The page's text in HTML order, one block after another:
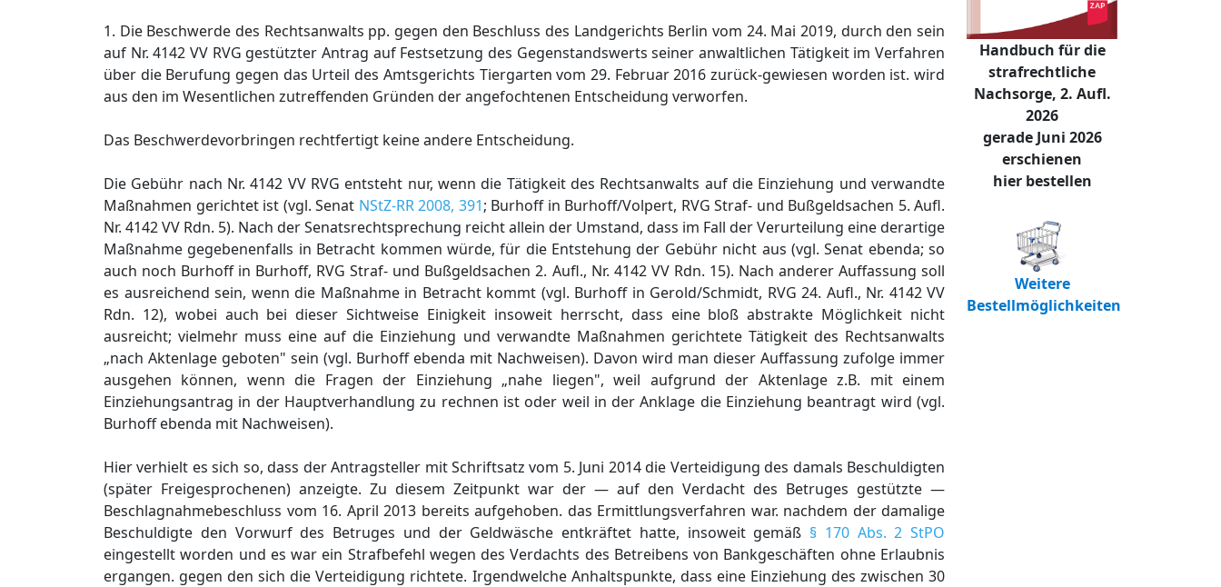
1. Die Beschwerde des Rechtsanwalts pp. gegen den Beschluss des Landgerichts Berlin vom 24. Mai 2019, durch den sein
auf Nr. 4142 VV RVG gestützter Antrag auf Festsetzung des Gegenstandswerts seiner anwaltlichen Tätigkeit im Verfahren
über die Berufung gegen das Urteil des Amtsgerichts Tiergarten vom 29. Februar 2016 zurück-gewiesen worden ist. wird
aus den im Wesentlichen zutreffenden Gründen der angefochtenen Entscheidung verworfen.
Das Beschwerdevorbringen rechtfertigt keine andere Entscheidung.
Die Gebühr nach Nr. 4142 VV RVG entsteht nur, wenn die Tätigkeit des Rechtsanwalts auf die Einziehung und verwandte
Maßnahmen gerichtet ist (vgl. Senat NStZ-RR 2008, 391; Burhoff in Burhoff/Volpert, RVG Straf- und Bußgeldsachen 5. Aufl.
Nr. 4142 VV Rdn. 5). Nach der Senatsrechtsprechung reicht allein der Umstand, dass im Fall der Verurteilung eine derartige
Maßnahme gegebenenfalls in Betracht kommen würde, für die Entstehung der Gebühr nicht aus (vgl. Senat ebenda; so
auch noch Burhoff in Burhoff, RVG Straf- und Bußgeldsachen 2. Aufl., Nr. 4142 VV Rdn. 15). Nach anderer Auffassung soll
es ausreichend sein, wenn die Maßnahme in Betracht kommt (vgl. Burhoff in Gerold/Schmidt, RVG 24. Aufl., Nr. 4142 VV
Rdn. 12), wobei auch bei dieser Sichtweise Einigkeit insoweit herrscht, dass eine bloß abstrakte Möglichkeit nicht
ausreicht; vielmehr muss eine auf die Einziehung und verwandte Maßnahmen gerichtete Tätigkeit des Rechtsanwalts
„nach Aktenlage geboten" sein (vgl. Burhoff ebenda mit Nachweisen). Davon wird man dieser Auffassung zufolge immer
ausgehen können, wenn die Fragen der Einziehung „nahe liegen", weil aufgrund der Aktenlage z.B. mit einem
Einziehungsantrag in der Hauptverhandlung zu rechnen ist oder weil in der Anklage die Einziehung beantragt wird (vgl.
Burhoff ebenda mit Nachweisen).
Hier verhielt es sich so, dass der Antragsteller mit Schriftsatz vom 5. Juni 2014 die Verteidigung des damals Beschuldigten
(später Freigesprochenen) anzeigte. Zu diesem Zeitpunkt war der — auf den Verdacht des Betruges gestützte —
Beschlagnahmebeschluss vom 16. April 2013 bereits aufgehoben. das Ermittlungsverfahren war. nachdem der damalige
Beschuldigte den Vorwurf des Betruges und der Geldwäsche entkräftet hatte, insoweit gemäß § 170 Abs. 2 StPO
eingestellt worden und es war ein Strafbefehl wegen des Verdachts des Betreibens von Bankgeschäften ohne Erlaubnis
ergangen. gegen den sich die Verteidigung richtete. Irgendwelche Anhaltspunkte, dass eine Einziehung des zwischen 30
Handbuch für die
strafrechtliche
Nachsorge, 2. Aufl.
2026
gerade Juni 2026
erschienen
hier bestellen
Weitere
Bestellmöglichkeiten